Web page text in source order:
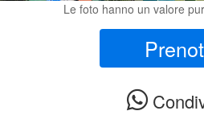
Le foto hanno un valore